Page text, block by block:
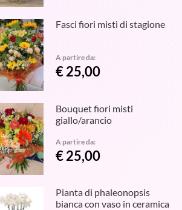
Fasci fiori misti di stagione
A partire da:
€ 25,00
Bouquet fiori misti
giallo/arancio
A partire da:
€ 25,00
Pianta di phaleonopsis
bianca con vaso in ceramica